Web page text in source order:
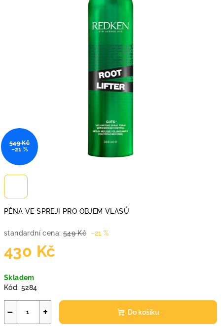
PĚNA VE SPREJI PRO OBJEM VLASŮ
standardní cena: 549 Kč –21 %
430 Kč
cena:
Skladem
Kód: 5284
+
− Do košíku
549 Kč
–21 %